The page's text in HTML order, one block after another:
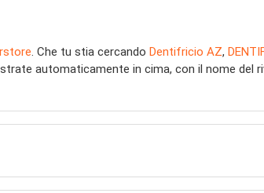
. Che tu stia cercando Dentifricio AZ,
automaticamente in cima, con il nome del